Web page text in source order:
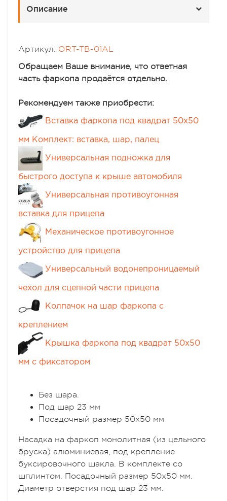
Описание
Артикул: ORT-TB-01AL
Обращаем Ваше внимание, что ответная
часть фаркопа продаётся отдельно.
Рекомендуем также приобрести:
Вставка фаркопа под квадрат 50х50
мм Комплект: вставка, шар, палец
Универсальная подножка для
быстрого доступа к крыше автомобиля
Универсальная противоугонная
вставка для прицепа
Механическое противоугонное
устройство для прицепа
Универсальный водонепроницаемый
чехол для сцепной части прицепа
Колпачок на шар фаркопа с
креплением
Крышка фаркопа под квадрат 50х50
мм с фиксатором
Без шара.
Под шар 23 мм
Посадочный размер 50х50 мм
Насадка на фаркоп монолитная (из цельного
бруска) алюминиевая, под крепление
буксировочного шакла. В комплекте со
шплинтом. Посадочный размер 50х50 мм.
Диаметр отверстия под шар 23 мм.